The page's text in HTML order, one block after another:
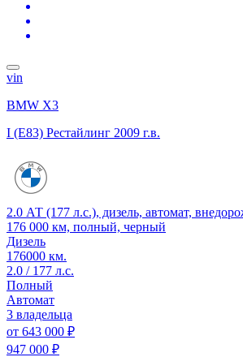
vin
BMW X3
I (E83) Рестайлинг 2009 г.в.
2.0 АТ (177 л.с.), дизель, автомат,
176 000 км, полный, черный
Дизель
176000 км.
2.0 / 177 л.с.
Полный
Автомат
3 владельца
от 643 000 ₽
947 000 ₽